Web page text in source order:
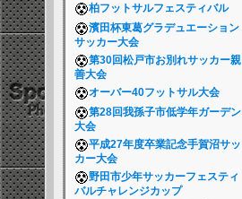
柏フットサルフェスティバル
濱田杯東葛グラデュエーション
サッカー大会
第30回松戸市お別れサッカー親
善大会
オーバー40フットサル大会
第28回我孫子市低学年ガーデン
大会
平成27年度卒業記念手賀沼サッ
カー大会
野田市少年サッカーフェスティ
バルチャレンジカップ